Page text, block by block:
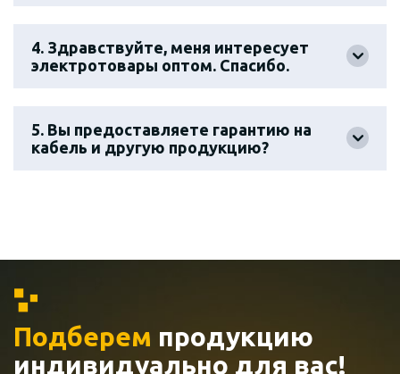
4. Здравствуйте, меня интересует
электротовары оптом. Спасибо.
5. Вы предоставляете гарантию на
кабель и другую продукцию?
Подберем продукцию
индивидуально для вас!